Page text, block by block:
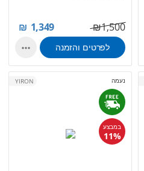
1,500
₪
1,349
₪
לפרטים והזמנה 
נעמה
במבצע
11%
YIRON